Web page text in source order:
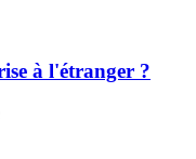
à l'étranger ?